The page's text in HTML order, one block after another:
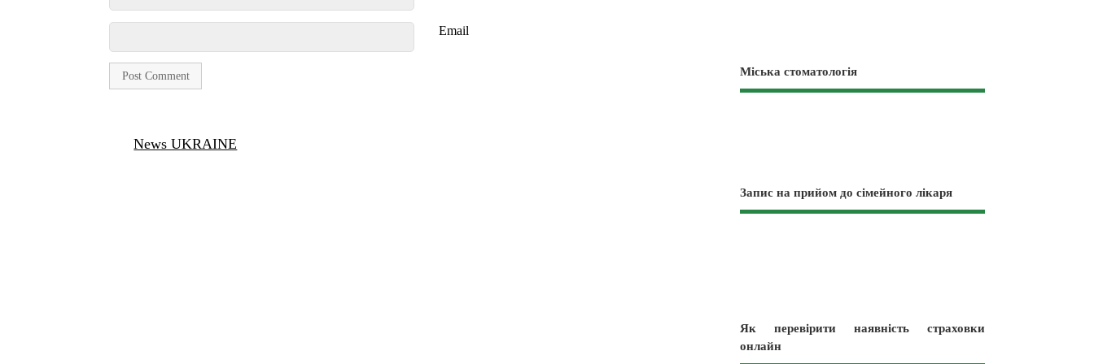
Email
News UKRAINE
Міська стоматологія
Запис на прийом до сімейного лікаря
Як перевірити наявність страховки
онлайн